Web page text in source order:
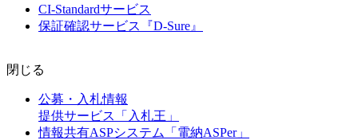
CI-Standardサービス
保証確認サービス『D-Sure』
閉じる
公募・入札情報
提供サービス「入札王」
情報共有ASPシステム「電納ASPer」